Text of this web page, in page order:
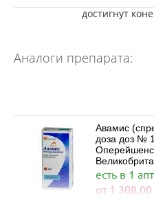
достигнут
Аналоги препарата:
Авамис
доза доз № 120
есть в 1
от 1